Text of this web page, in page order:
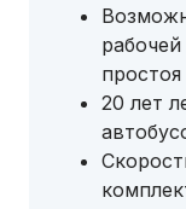
20 лет